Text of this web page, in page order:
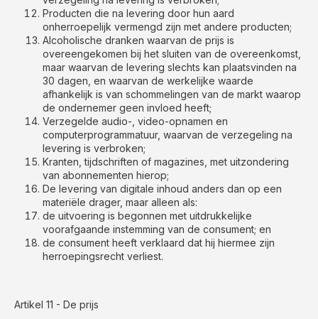
Producten die na levering door hun aard
onherroepelijk vermengd zijn met andere producten;
Alcoholische dranken waarvan de prijs is
overeengekomen bij het sluiten van de overeenkomst,
maar waarvan de levering slechts kan plaatsvinden na
30 dagen, en waarvan de werkelijke waarde
afhankelijk is van schommelingen van de markt waarop
de ondernemer geen invloed heeft;
Verzegelde audio-, video-opnamen en
computerprogrammatuur, waarvan de verzegeling na
levering is verbroken;
Kranten, tijdschriften of magazines, met uitzondering
van abonnementen hierop;
De levering van digitale inhoud anders dan op een
materiële drager, maar alleen als:
de uitvoering is begonnen met uitdrukkelijke
voorafgaande instemming van de consument; en
de consument heeft verklaard dat hij hiermee zijn
herroepingsrecht verliest.
Artikel 11 - De prijs